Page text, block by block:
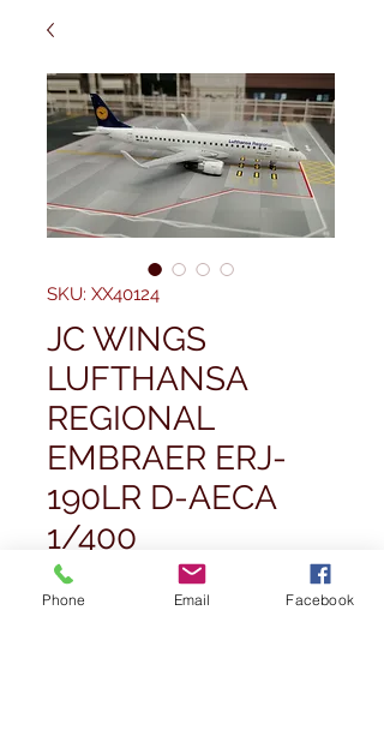
SKU: XX40124
JC WINGS
LUFTHANSA
REGIONAL
EMBRAER ERJ-
190LR D-AECA
1/400
39,99 £Prezzo
Phone Email Facebook